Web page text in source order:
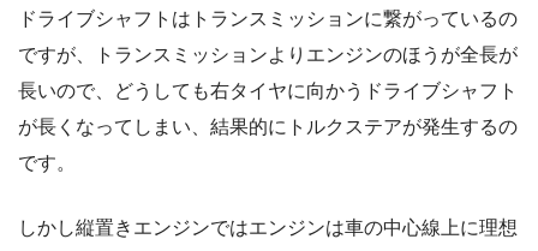
ドライブシャフトはトランスミッションに繋がっているの
ですが、トランスミッションよりエンジンのほうが全長が
長いので、どうしても右タイヤに向かうドライブシャフト
が長くなってしまい、結果的にトルクステアが発生するの
です。
しかし縦置きエンジンではエンジンは車の中心線上に理想